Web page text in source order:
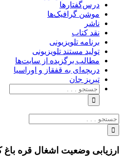
درس‌گفتارها
موشن گرافیک‌ها
ناشر
نقد کتاب
برنامه‌ تلویزیونی
تولید مستند تلویزیونی
مطالب برگزیده از سایت‌ها
دریچه‌ای به قفقاز و اوراسیا
تبریزِ جان
جستجو
برای:
جستجو
برای:
ارزیابی وضعیت اشغال قره